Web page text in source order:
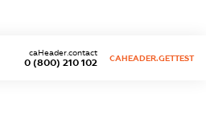
0 (800) 210 102
caHeader.contact
CAHEADER.GETTEST